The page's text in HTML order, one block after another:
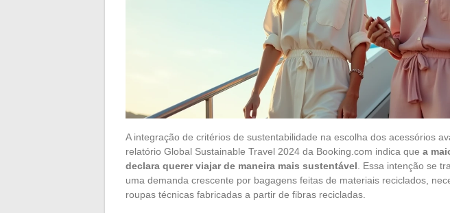
A integração de critérios de sustentabilidade na escolha dos acessórios
relatório Global Sustainable Travel 2024 da Booking.com indica que a
declara querer viajar de maneira mais sustentável . Essa intenção se
uma demanda crescente por bagagens feitas de materiais reciclados,
roupas técnicas fabricadas a partir de fibras recicladas.